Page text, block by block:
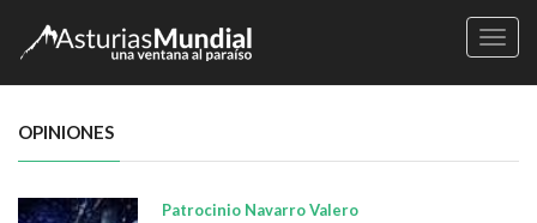
OPINIONES
Patrocinio Navarro Valero